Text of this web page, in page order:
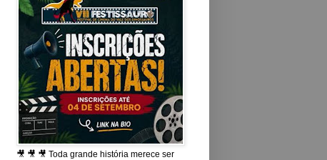
🎥 🎥 🎥 Toda grande história merece ser